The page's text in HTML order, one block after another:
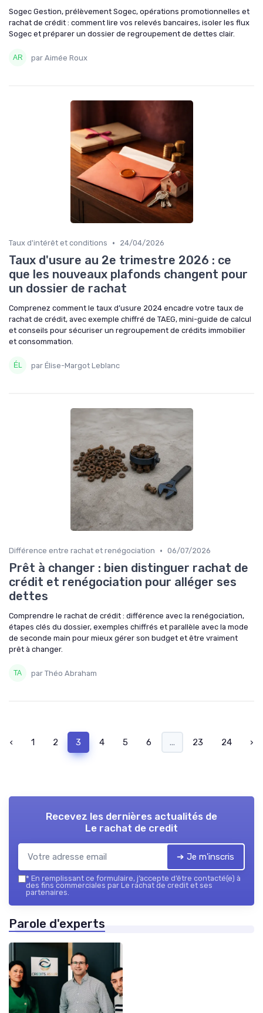
Sogec Gestion, prélèvement Sogec, opérations promotionnelles et
rachat de crédit : comment lire vos relevés bancaires, isoler les flux
Sogec et préparer un dossier de regroupement de dettes clair.
par Aimée Roux
Taux d'intérêt et conditions • 24/04/2026
Taux d'usure au 2e trimestre 2026 : ce
que les nouveaux plafonds changent pour
un dossier de rachat
Comprenez comment le taux d’usure 2024 encadre votre taux de
rachat de crédit, avec exemple chiffré de TAEG, mini-guide de calcul
et conseils pour sécuriser un regroupement de crédits immobilier
et consommation.
par Élise-Margot Leblanc
Différence entre rachat et renégociation • 06/07/2026
Prêt à changer : bien distinguer rachat de
crédit et renégociation pour alléger ses
dettes
Comprendre le rachat de crédit : différence avec la renégociation,
étapes clés du dossier, exemples chiffrés et parallèle avec la mode
de seconde main pour mieux gérer son budget et être vraiment
prêt à changer.
par Théo Abraham
‹ 1 2 3 4 5 6 ... 23 24 ›
Recevez les dernières actualités de
Le rachat de credit
➔ Je m'inscris
* En remplissant ce formulaire, j’accepte d’être contacté(e) à
des fins commerciales par Le rachat de credit et ses
partenaires.
Parole d'experts